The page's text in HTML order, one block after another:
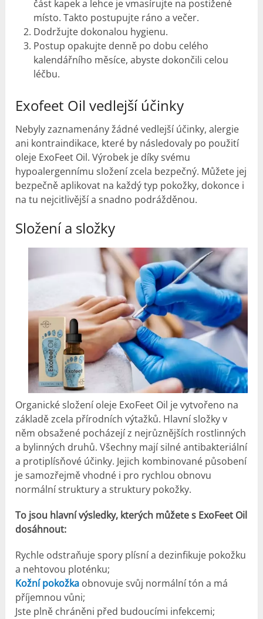
část kapek a lehce je vmasírujte na postižené
místo. Takto postupujte ráno a večer.
Dodržujte dokonalou hygienu.
Postup opakujte denně po dobu celého
kalendářního měsíce, abyste dokončili celou
léčbu.
Exofeet Oil vedlejší účinky
Nebyly zaznamenány žádné vedlejší účinky, alergie
ani kontraindikace, které by následovaly po použití
oleje ExoFeet Oil. Výrobek je díky svému
hypoalergennímu složení zcela bezpečný. Můžete jej
bezpečně aplikovat na každý typ pokožky, dokonce i
na tu nejcitlivější a snadno podrážděnou.
Složení a složky
Organické složení oleje ExoFeet Oil je vytvořeno na
základě zcela přírodních výtažků. Hlavní složky v
něm obsažené pocházejí z nejrůznějších rostlinných
a bylinných druhů. Všechny mají silné antibakteriální
a protiplísňové účinky. Jejich kombinované působení
je samozřejmě vhodné i pro rychlou obnovu
normální struktury a struktury pokožky.
To jsou hlavní výsledky, kterých můžete s ExoFeet Oil
dosáhnout:
Rychle odstraňuje spory plísní a dezinfikuje pokožku
a nehtovou ploténku;
Kožní pokožka obnovuje svůj normální tón a má
příjemnou vůni;
Jste plně chráněni před budoucími infekcemi;